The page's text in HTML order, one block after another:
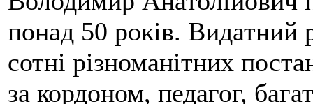
понад 50 років. Видатний
сотні різноманітних
за кордоном, педагог,